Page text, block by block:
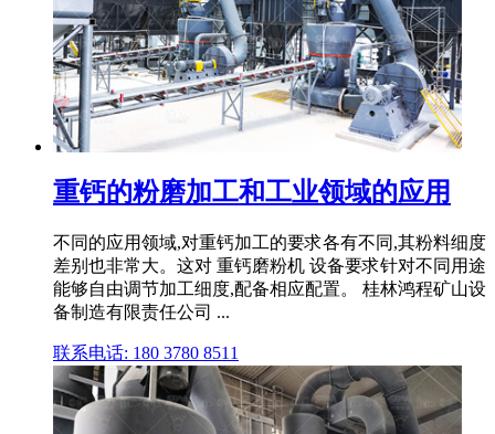
重钙的粉磨加工和工业领域的应用
不同的应用领域,对重钙加工的要求各有不同,其粉料细度
差别也非常大。这对 重钙磨粉机 设备要求针对不同用途
能够自由调节加工细度,配备相应配置。 桂林鸿程矿山设
备制造有限责任公司 ...
联系电话: 180 3780 8511